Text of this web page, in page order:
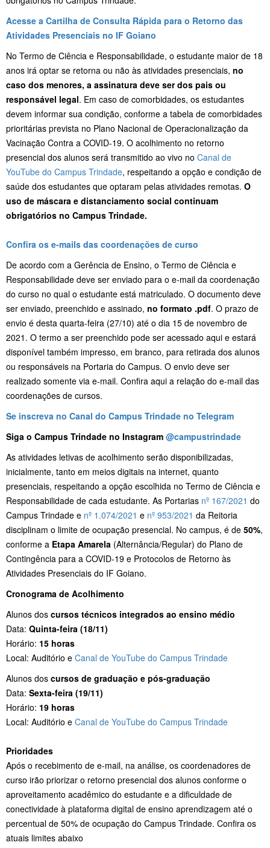
Acesse a Cartilha de Consulta Rápida para o Retorno das
Atividades Presenciais no IF Goiano
No Termo de Ciência e Responsabilidade, o estudante maior de 18
anos irá optar se retorna ou não às atividades presenciais, no
caso dos menores, a assinatura deve ser dos pais ou
responsável legal. Em caso de comorbidades, os estudantes
devem informar sua condição, conforme a tabela de comorbidades
prioritárias prevista no Plano Nacional de Operacionalização da
Vacinação Contra a COVID-19. O acolhimento no retorno
presencial dos alunos será transmitido ao vivo no Canal de
YouTube do Campus Trindade, respeitando a opção e condição de
saúde dos estudantes que optaram pelas atividades remotas. O
uso de máscara e distanciamento social continuam
obrigatórios no Campus Trindade.
Confira os e-mails das coordenações de curso
De acordo com a Gerência de Ensino, o Termo de Ciência e
Responsabilidade deve ser enviado para o e-mail da coordenação
do curso no qual o estudante está matriculado. O documento deve
ser enviado, preenchido e assinado, no formato .pdf. O prazo de
envio é desta quarta-feira (27/10) até o dia 15 de novembro de
2021. O termo a ser preenchido pode ser acessado aqui e estará
disponível também impresso, em branco, para retirada dos alunos
ou responsáveis na Portaria do Campus. O envio deve ser
realizado somente via e-mail. Confira aqui a relação do e-mail das
coordenações de cursos.
Se inscreva no Canal do Campus Trindade no Telegram
Siga o Campus Trindade no Instagram @campustrindade
As atividades letivas de acolhimento serão disponibilizadas,
inicialmente, tanto em meios digitais na internet, quanto
presenciais, respeitando a opção escolhida no Termo de Ciência e
Responsabilidade de cada estudante. As Portarias nº 167/2021 do
Campus Trindade e nº 1.074/2021 e nº 953/2021 da Reitoria
disciplinam o limite de ocupação presencial. No campus, é de 50%,
conforme a Etapa Amarela (Alternância/Regular) do Plano de
Contingência para a COVID-19 e Protocolos de Retorno às
Atividades Presenciais do IF Goiano.
Cronograma de Acolhimento
Alunos dos cursos técnicos integrados ao ensino médio
Data: Quinta-feira (18/11)
Horário: 15 horas
Local: Auditório e Canal de YouTube do Campus Trindade
Alunos dos cursos de graduação e pós-graduação
Data: Sexta-feira (19/11)
Horário: 19 horas
Local: Auditório e Canal de YouTube do Campus Trindade
Prioridades
Após o recebimento de e-mail, na análise, os coordenadores de
curso irão priorizar o retorno presencial dos alunos conforme o
aproveitamento acadêmico do estudante e a dificuldade de
conectividade à plataforma digital de ensino aprendizagem até o
percentual de 50% de ocupação do Campus Trindade. Confira os
atuais limites abaixo